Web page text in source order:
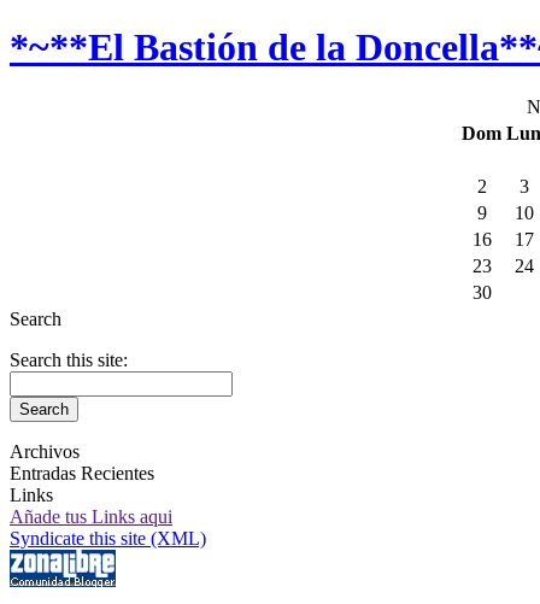
*~**El Bastión de la
Dom Lun
2
3
9
10
16
17
23
24
30
Search
Search this site:
Archivos
Entradas Recientes
Links
Añade tus Links aqui
Syndicate this site (XML)